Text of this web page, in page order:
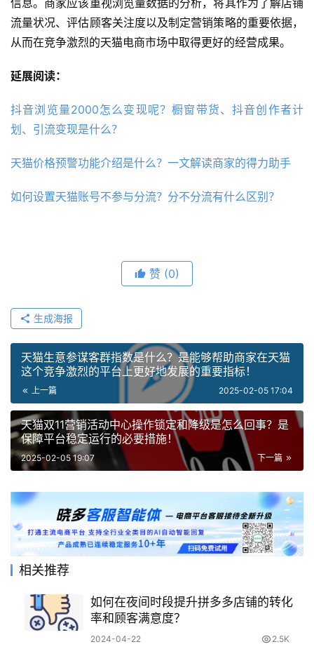
流量状况、评估顾客关注度以及制定营销策略的重要依据，
从而在竞争激烈的天猫电商市场中取得更好的经营成果。
延展阅读：
抖音浏览量2000怎么变现呢？橱窗带货、抖音创作者计
划、引流变现是什么？
天猫价格预警功能介绍是什么？一文解读商家的得力助手
如何设置天猫账号不参与分流？分不分流有什么区别？
赞 (0)
生成海报
天猫生意参谋客群指数是什么？是能够帮助商家在天猫
这个竞争激烈的平台上更好地发展的重要指标！
上一篇 2025-02-05 17:04
天猫双11营销活动中心操作锁定和降级是怎么回事？是
保障平台稳定运行的必要措施！
下一篇
2025-02-05 19:07
相关推荐
如何在夜间时段提升拼多多店铺的转化
率和顾客满意度？
2024-04-22 2.5K